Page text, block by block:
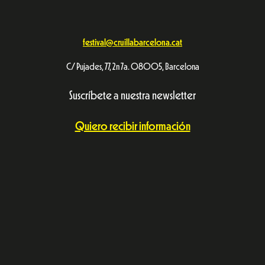
festival@cruillabarcelona.cat
C/ Pujades, 77, 2n 7a. 08005, Barcelona
Suscríbete a nuestra newsletter
Quiero recibir información